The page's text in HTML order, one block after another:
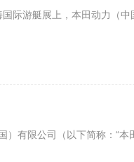
际游艇展上，本田动力（中
有限公司（以下简称：“